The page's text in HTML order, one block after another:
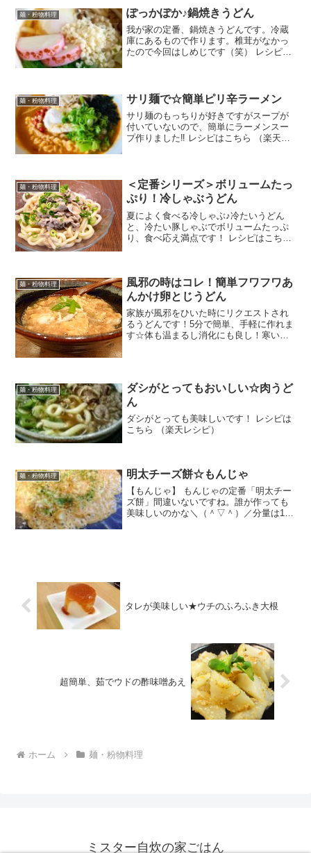
麺・粉物料理 ぽっかぽか♪鍋焼きうどん
我が家の定番、鍋焼きうどんです。冷蔵
庫にあるもので作ります。椎茸がなかっ
たので今回はしめじです（笑） レシピは
ご長ねぎ椎...
麺・粉物料理 サリ麺で☆簡単ピリ辛ラーメン
サリ麺のもっちりが好きですがスープが
付いていないので、簡単にラーメンスー
プ作りました‼️ レシピはこちら （楽天レ
ん...
麺・粉物料理
＜定番シリーズ＞ボリュームたっ
ぷり！冷しゃぶうどん
夏によく食べる冷しゃぶ♪冷たいうどん
と、冷たい豚しゃぶでボリュームたっぷ
り、食べ応え満点です！ レシピはこちら
麺・粉物料理
風邪の時はコレ！簡単フワフワあ
んかけ卵とじうどん
家族が風邪をひいた時にリクエストされ
るうどんです！5分で簡単、手軽に作れま
す☆体も温まるし消化にも良し！寒いと
麺・粉物料理
ダシがとってもおいしい☆肉うど
ん
ダシがとっても美味しいです！ レシピは
こちら （楽天レシピ）
麺・粉物料理 明太チーズ餅☆もんじゃ
【もんじゃ】 もんじゃの定番「明太チー
ズ餅」間違いないですね。誰が作っても
美味しいのかな＼（＾▽＾）／分量は1.5
タレが美味しい★ウチのふろふき大根
超簡単、茹でウドの酢味噌あえ
ホーム 麺・粉物料理
ミスター自炊の家ごはん